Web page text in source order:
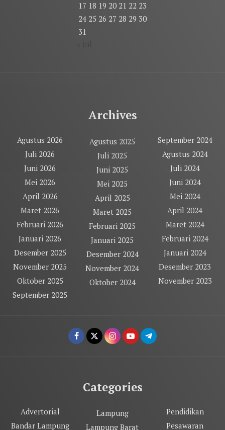
17 18 19 20 21 22 23
24 25 26 27 28 29 30
31
Archives
Agustus 2026
Juli 2026
Juni 2026
Mei 2026
April 2026
Maret 2026
Februari 2026
Januari 2026
Desember 2025
November 2025
Oktober 2025
September 2025
Agustus 2025
Juli 2025
Juni 2025
Mei 2025
April 2025
Maret 2025
Februari 2025
Januari 2025
Desember 2024
November 2024
Oktober 2024
September 2024
Agustus 2024
Juli 2024
Juni 2024
Mei 2024
April 2024
Maret 2024
Februari 2024
Januari 2024
Desember 2023
November 2023
Categories
Advertorial
Bandar Lampung
Lampung
Lampung Barat
Pendidikan
Pesawaran